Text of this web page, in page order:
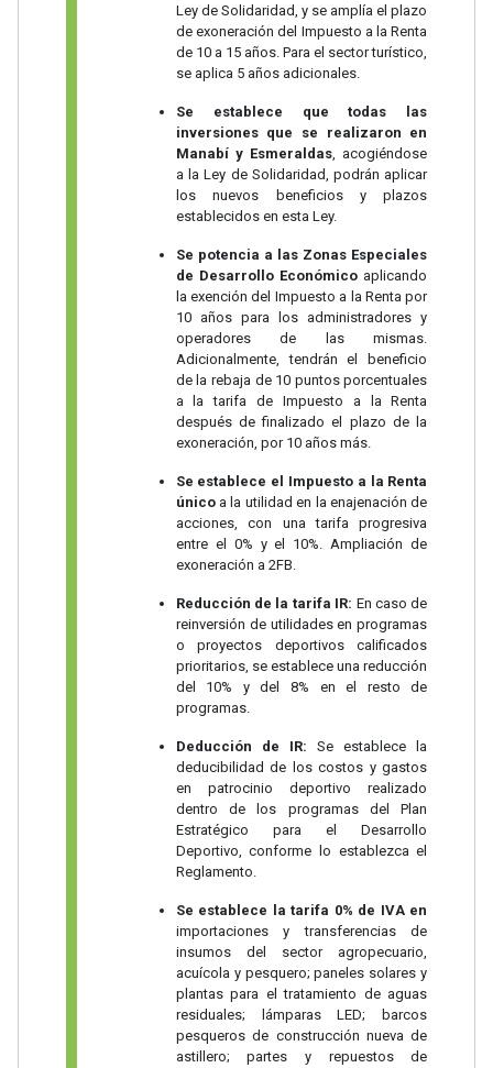
Ley de Solidaridad, y se amplía el plazo
de exoneración del Impuesto a la Renta
de 10 a 15 años. Para el sector turístico,
se aplica 5 años adicionales.
Se establece que todas las
inversiones que se realizaron en
Manabí y Esmeraldas, acogiéndose
a la Ley de Solidaridad, podrán aplicar
los nuevos beneficios y plazos
establecidos en esta Ley.
Se potencia a las Zonas Especiales
de Desarrollo Económico aplicando
la exención del Impuesto a la Renta por
10 años para los administradores y
operadores de las mismas.
Adicionalmente, tendrán el beneficio
de la rebaja de 10 puntos porcentuales
a la tarifa de Impuesto a la Renta
después de finalizado el plazo de la
exoneración, por 10 años más.
Se establece el Impuesto a la Renta
únicoa la utilidad en la enajenación de
acciones, con una tarifa progresiva
entre el 0% y el 10%. Ampliación de
exoneración a 2FB.
Reducción de la tarifa IR: En caso de
reinversión de utilidades en programas
o proyectos deportivos calificados
prioritarios, se establece una reducción
del 10% y del 8% en el resto de
programas.
Deducción de IR:Se establece la
deducibilidad de los costos y gastos
en patrocinio deportivo realizado
dentro de los programas del Plan
Estratégico para el Desarrollo
Deportivo, conforme lo establezca el
Reglamento.
Se establece la tarifa 0% de IVA en
importaciones y transferencias de
insumos del sector agropecuario,
acuícola y pesquero; paneles solares y
plantas para el tratamiento de aguas
residuales; lámparas LED; barcos
pesqueros de construcción nueva de
astillero; partes y repuestos de